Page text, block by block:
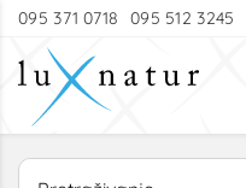
095 371 0718 095 512 3245